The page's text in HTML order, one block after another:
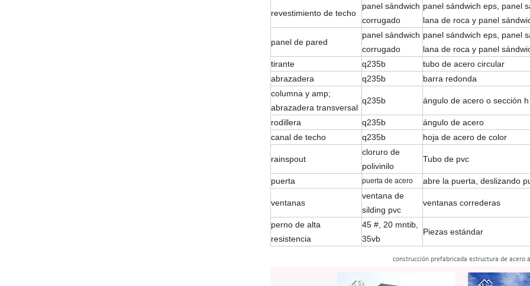
revestimiento de techo
panel sándwich
corrugado
panel sándwich eps, panel
lana de roca y panel
panel de pared
panel sándwich
corrugado
panel sándwich eps, panel
lana de roca y panel
tirante
q235b
tubo de acero circular
abrazadera
q235b
barra redonda
columna y amp;
abrazadera transversal
q235b ángulo de acero o sección
rodillera q235b
ángulo de acero
canal de techo
q235b hoja de acero de color
rainspout
cloruro de
polivinilo
Tubo de pvc
puerta puerta de acero abre la puerta, deslizando
ventanas
ventana de
silding pvc
ventanas correderas
perno de alta
resistencia
45 #, 20 mntib,
35vb
Piezas estándar
construcción prefabricada estructura de acero